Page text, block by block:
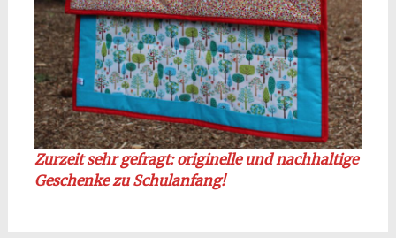
Zurzeit sehr gefragt: originelle und nachhaltige
Geschenke zu Schulanfang!